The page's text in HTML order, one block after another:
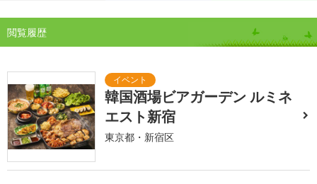
閲覧履歴
韓国酒場ビアガーデン ルミネ
エスト新宿
東京都・新宿区